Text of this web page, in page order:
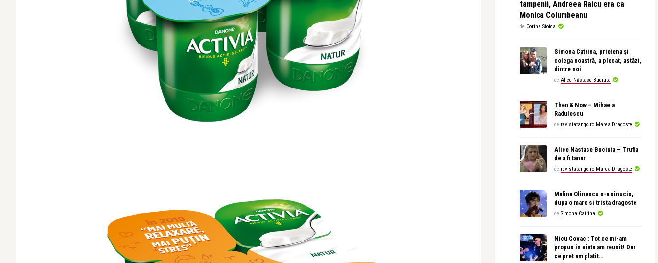
tampenii, Andreea Raicu era ca
Monica Columbeanu
de Corina Stoica
Simona Catrina, prietena și
colega noastră, a plecat, astăzi,
dintre noi
de Alice Năstase Buciuta
Then & Now – Mihaela
Radulescu
de revistatango.ro Marea Dragoste
Alice Nastase Buciuta – Trufia
de a fi tanar
de revistatango.ro Marea Dragoste
Malina Olinescu s-a sinucis,
dupa o mare si trista dragoste
de Simona Catrina
Nicu Covaci: Tot ce mi-am
propus in viata am reusit! Dar
ce pret am platit…